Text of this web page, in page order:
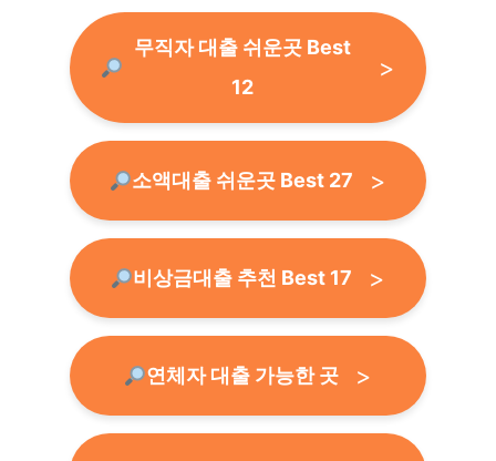
무직자 대출 쉬운곳 Best
12
소액대출 쉬운곳 Best 27
비상금대출 추천 Best 17
연체자 대출 가능한 곳